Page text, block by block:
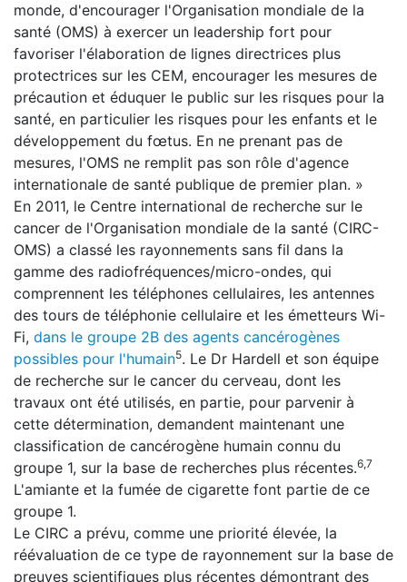
monde, d'encourager l'Organisation mondiale de la
santé (OMS) à exercer un leadership fort pour
favoriser l'élaboration de lignes directrices plus
protectrices sur les CEM, encourager les mesures de
précaution et éduquer le public sur les risques pour la
santé, en particulier les risques pour les enfants et le
développement du fœtus. En ne prenant pas de
mesures, l'OMS ne remplit pas son rôle d'agence
internationale de santé publique de premier plan. »
En 2011, le Centre international de recherche sur le
cancer de l'Organisation mondiale de la santé (CIRC-
OMS) a classé les rayonnements sans fil dans la
gamme des radiofréquences/micro-ondes, qui
comprennent les téléphones cellulaires, les antennes
des tours de téléphonie cellulaire et les émetteurs Wi-
Fi, dans le groupe 2B des agents cancérogènes
possibles pour l'humain5. Le Dr Hardell et son équipe
de recherche sur le cancer du cerveau, dont les
travaux ont été utilisés, en partie, pour parvenir à
cette détermination, demandent maintenant une
classification de cancérogène humain connu du
groupe 1, sur la base de recherches plus récentes.6,7
L'amiante et la fumée de cigarette font partie de ce
groupe 1.
Le CIRC a prévu, comme une priorité élevée, la
réévaluation de ce type de rayonnement sur la base de
preuves scientifiques plus récentes démontrant des